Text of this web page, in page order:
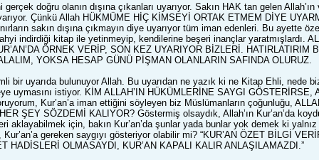
doğru olanın dışına çıkanları uyarıyor. Sakın HAK tan gelen
Çünkü Allah HÜKMÜME HİÇ KİMSEYİ ORTAK ETMEM DİYE
sakın dışına çıkmayın diye uyarıyor tüm iman edenleri. Bu ayette
indirdiği kitap ile yetinmeyip, kendilerine beşeri inançlar yaratmışlardı.
ÖRNEK VERİP, SON KEZ UYARIYOR BİZLERİ. HATIRLATIRIM
YOKSA HESAP GÜNÜ PİŞMAN OLANLARIN SAFINDA OLURUZ.
bir uyarıda bulunuyor Allah. Bu uyarıdan ne yazık ki ne Kitap Ehli, nede
uymasını istiyor. KİM ALLAH’IN HÜKÜMLERİNE SAYGI
Kur’an’a iman ettiğini söyleyen biz Müslümanların çoğunluğu,
ŞEY SÖZDEMİ KALIYOR? Göstermiş olsaydık, Allah’ın Kur’an’da
aklayabilmek için, bakın Kur’an’da şunlar yada bunlar yok demek ki
gereken saygıyı gösteriyor olabilir mi? “KUR’AN ÖZET BİLGİ
HADİSLERİ OLMASAYDI, KUR’AN KAPALI KALIR ANLAŞILAMAZDI.”